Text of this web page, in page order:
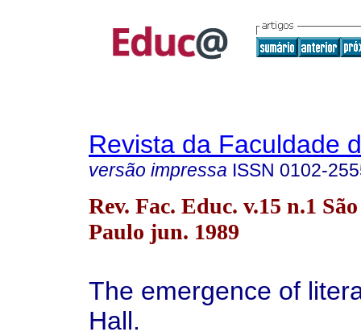
Revista da Faculdade
versão impressa ISSN 0102-
Rev. Fac. Educ. v.15 n.1 São
Paulo jun. 1989
The emergence of
Hall.